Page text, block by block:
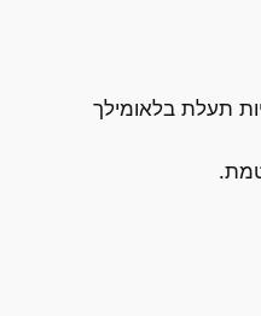
תעלת בלאומילך